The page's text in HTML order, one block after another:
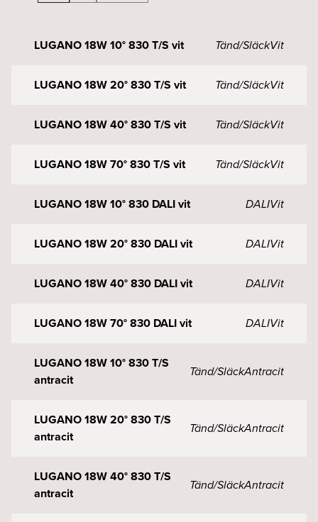
LUGANO 18W 10° 830 T/S vit Tänd/SläckVit
LUGANO 18W 20° 830 T/S vit Tänd/SläckVit
LUGANO 18W 40° 830 T/S vit Tänd/SläckVit
LUGANO 18W 70° 830 T/S vit Tänd/SläckVit
LUGANO 18W 10° 830 DALI vit DALIVit
LUGANO 18W 20° 830 DALI vit DALIVit
LUGANO 18W 40° 830 DALI vit DALIVit
LUGANO 18W 70° 830 DALI vit DALIVit
LUGANO 18W 10° 830 T/S
antracit
Tänd/SläckAntracit
LUGANO 18W 20° 830 T/S
antracit
Tänd/SläckAntracit
LUGANO 18W 40° 830 T/S
antracit
Tänd/SläckAntracit